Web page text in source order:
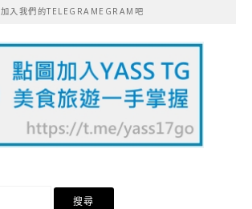
加入我們的TELEGRAMEGRAM吧